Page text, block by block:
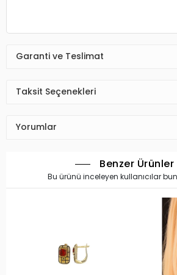
Garanti ve Teslimat
Taksit Seçenekleri
Yorumlar
Benzer Ürünler
Bu ürünü inceleyen kullanıcılar